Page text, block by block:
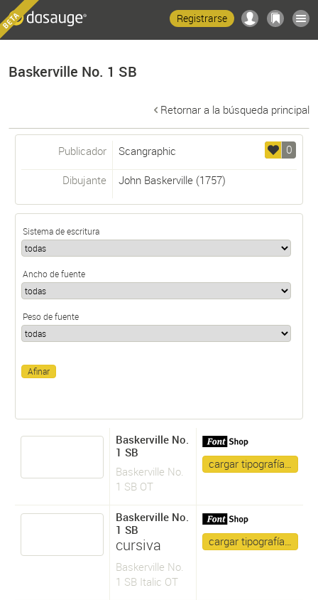
Registrarse
Baskerville No. 1 SB
Retornar a la búsqueda principal
0
Publicador Scangraphic
Dibujante John Baskerville(1757)
Sistema de escritura
Ancho de fuente
Peso de fuente
Baskerville No.
1 SB
Baskerville No.
1 SB OT
cargar tipografía…
Baskerville No.
1 SB
cursiva
Baskerville No.
1 SB Italic OT
cargar tipografía…